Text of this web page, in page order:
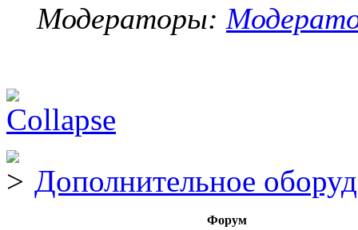
Модераторы:
Дополнительное
Форум